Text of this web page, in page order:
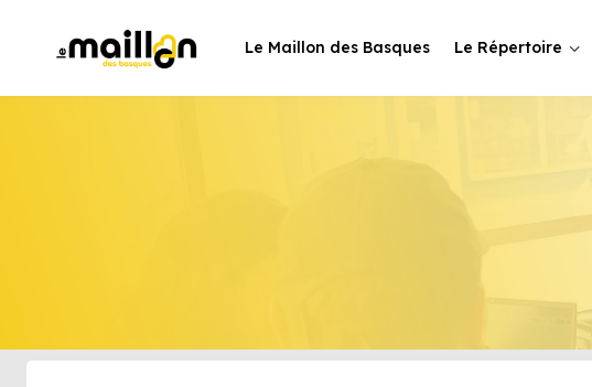
Le Maillon des Basques Le Répertoire